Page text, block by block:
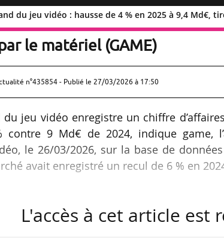
du jeu vidéo : hausse de 4 % en 2025 à 9,4 Md€,
du jeu vidéo : hausse de 4 %
le matériel (GAME)
n°435854 - Publié le 27/03/2026 à 17:50
jeu vidéo enregistre un chiffre
9 Md€ de 2024, indique game,
le 26/03/2026, sur la base de
avait enregistré un recul de 6 % en
Md€, contre 3 Md€ en 2024 (- 10 %).
L'accès à cet article est